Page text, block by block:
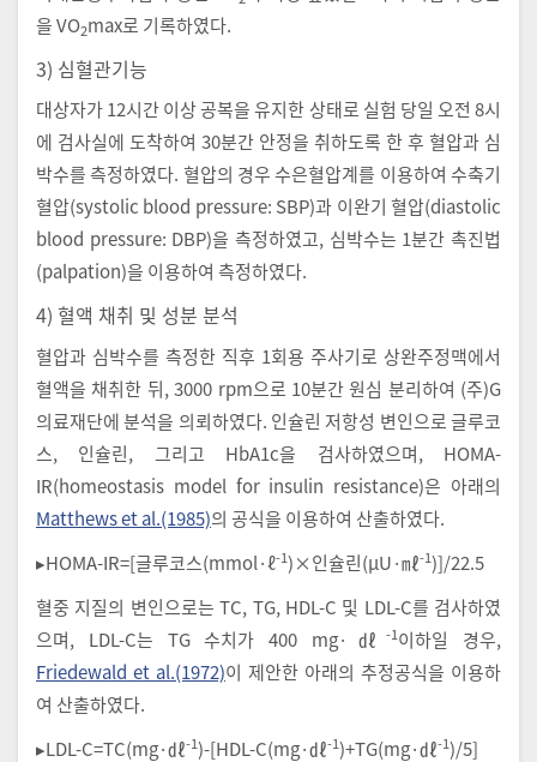
을 VO2max로 기록하였다.
3) 심혈관기능
대상자가 12시간 이상 공복을 유지한 상태로 실험 당일 오전 8시
에 검사실에 도착하여 30분간 안정을 취하도록 한 후 혈압과 심
박수를 측정하였다. 혈압의 경우 수은혈압계를 이용하여 수축기
혈압(systolic blood pressure: SBP)과 이완기 혈압(diastolic
blood pressure: DBP)을 측정하였고, 심박수는 1분간 촉진법
(palpation)을 이용하여 측정하였다.
4) 혈액 채취 및 성분 분석
혈압과 심박수를 측정한 직후 1회용 주사기로 상완주정맥에서
혈액을 채취한 뒤, 3000 rpm으로 10분간 원심 분리하여 (주)G
의료재단에 분석을 의뢰하였다. 인슐린 저항성 변인으로 글루코
스, 인슐린, 그리고 HbA1c을 검사하였으며, HOMA-
IR(homeostasis model for insulin resistance)은 아래의
Matthews et al.(1985)의 공식을 이용하여 산출하였다.
▸HOMA-IR=[글루코스(mmol·ℓ-1)×인슐린(μU·㎖-1)]/22.5
혈중 지질의 변인으로는 TC, TG, HDL-C 및 LDL-C를 검사하였
으며, LDL-C는 TG 수치가 400 mg·㎗-1이하일 경우,
Friedewald et al.(1972)이 제안한 아래의 추정공식을 이용하
여 산출하였다.
▸LDL-C=TC(mg·㎗-1)-[HDL-C(mg·㎗-1)+TG(mg·㎗-1)/5]